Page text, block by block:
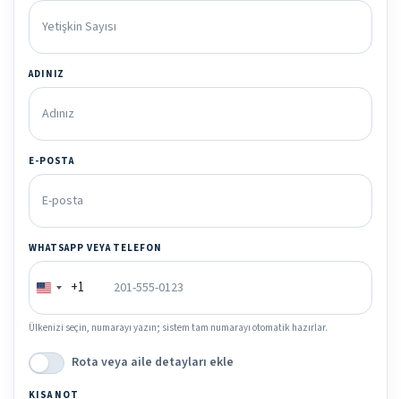
ADINIZ
E-POSTA
WHATSAPP VEYA TELEFON
+1
Ülkenizi seçin, numarayı yazın; sistem tam numarayı otomatik hazırlar.
Rota veya aile detayları ekle
KISA NOT